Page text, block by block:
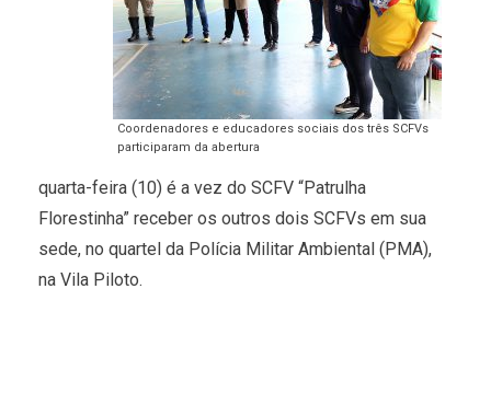
Coordenadores e educadores sociais dos três SCFVs
participaram da abertura
quarta-feira (10) é a vez do SCFV “Patrulha
Florestinha” receber os outros dois SCFVs em sua
sede, no quartel da Polícia Militar Ambiental (PMA),
na Vila Piloto.